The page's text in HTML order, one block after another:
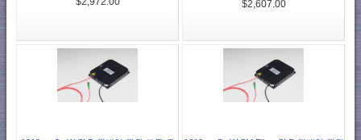
$2,607.00